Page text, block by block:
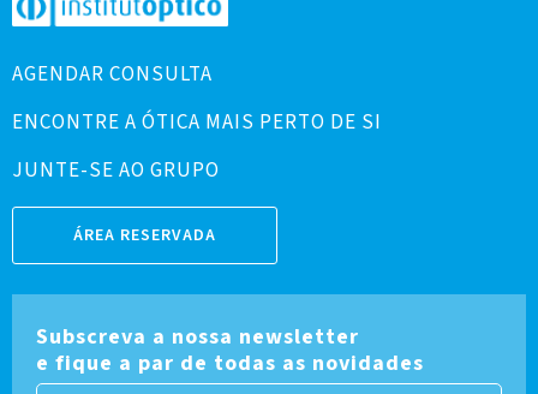
AGENDAR CONSULTA
ENCONTRE A ÓTICA MAIS PERTO DE SI
JUNTE-SE AO GRUPO
ÁREA RESERVADA
Subscreva a nossa newsletter
e fique a par de todas as novidades